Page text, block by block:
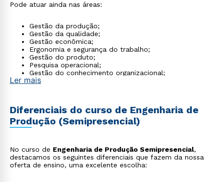
Pode atuar ainda nas áreas:
Gestão da produção;
Gestão da qualidade;
Gestão econômica;
Ergonomia e segurança do trabalho;
Gestão do produto;
Pesquisa operacional;
Gestão do conhecimento organizacional;
Gestão ambiental.
Ler mais
Diferenciais do curso de Engenharia de
Produção (Semipresencial)
No curso de Engenharia de Produção Semipresencial,
destacamos os seguintes diferenciais que fazem da nossa
oferta de ensino, uma excelente escolha: